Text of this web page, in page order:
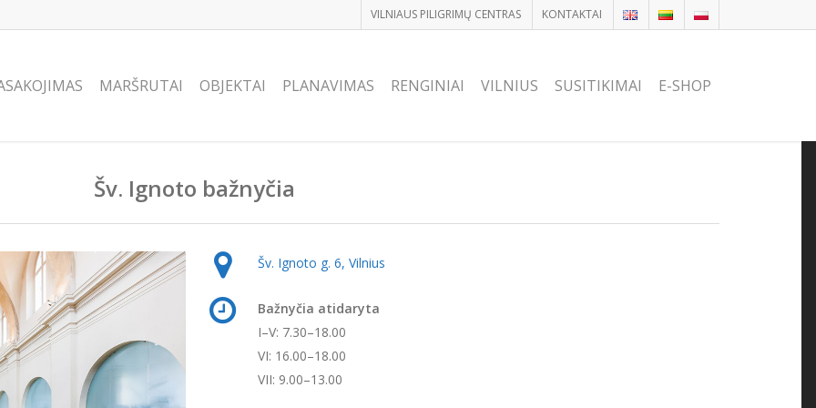
VILNIAUS PILIGRIMŲ CENTRAS KONTAKTAI
MARŠRUTAI OBJEKTAI PLANAVIMAS RENGINIAI VILNIUS SUSITIKIMAI E-SHOP
Šv. Ignoto bažnyčia
Šv. Ignoto g. 6, Vilnius
Bažnyčia atidaryta
I–V: 7.30–18.00
VI: 16.00–18.00
VII: 9.00–13.00